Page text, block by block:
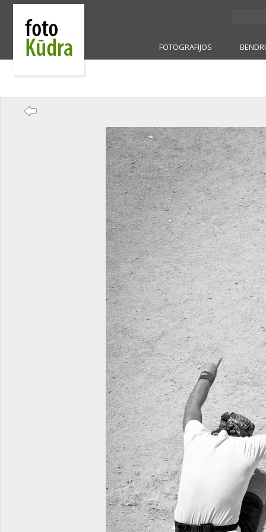
FOTOGRAFIJOS